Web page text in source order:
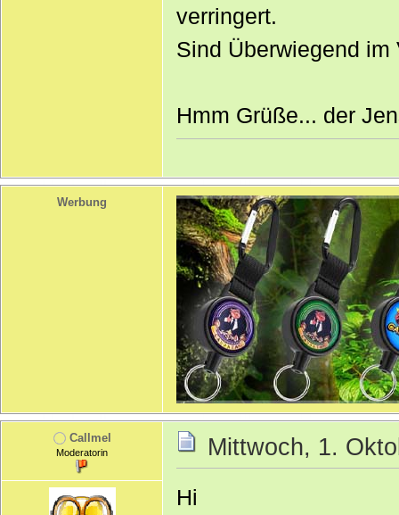
verringert.
Sind Überwiegend im
Hmm Grüße... der
Werbung
Callmel
Moderatorin Mittwoch, 1.
Hi